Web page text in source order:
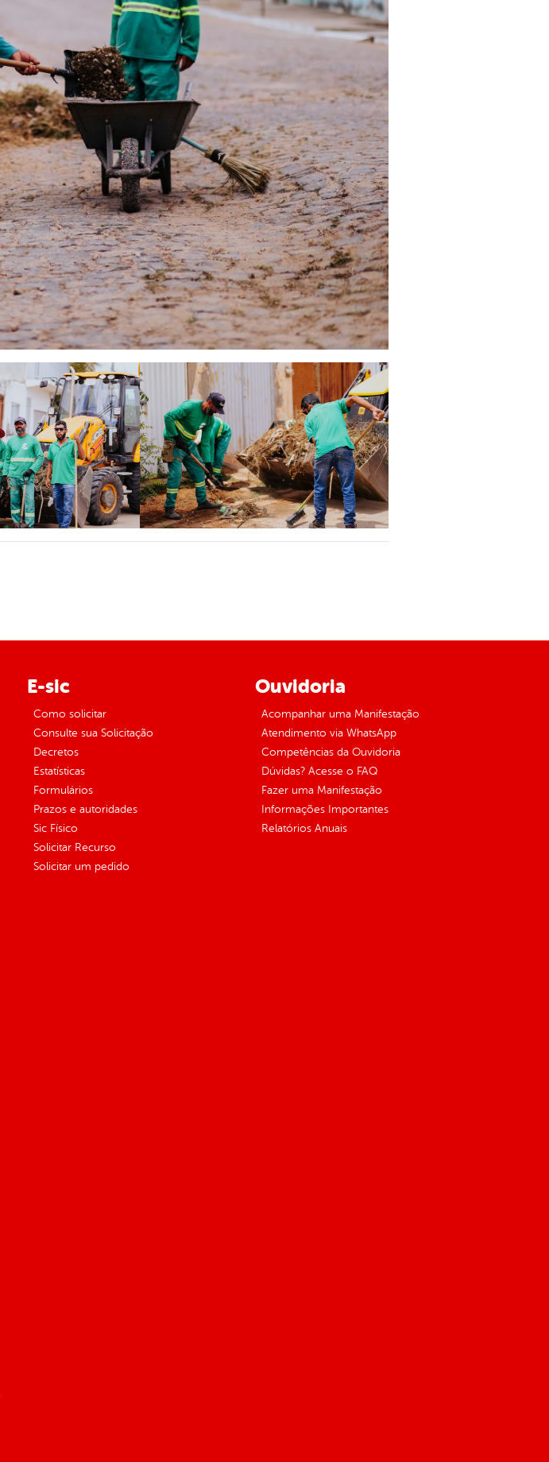
E-sic
Como solicitar
Consulte sua Solicitação
Decretos
Estatísticas
Formulários
Prazos e autoridades
Sic Físico
Solicitar Recurso
Solicitar um pedido
Ouvidoria
Acompanhar uma Manifestação
Atendimento via WhatsApp
Competências da Ouvidoria
Dúvidas? Acesse o FAQ
Fazer uma Manifestação
Informações Importantes
Relatórios Anuais